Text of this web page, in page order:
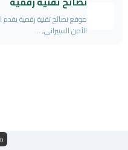
موقع نصائح تقنية رقمية يقدم
الأمن السيبراني, ...